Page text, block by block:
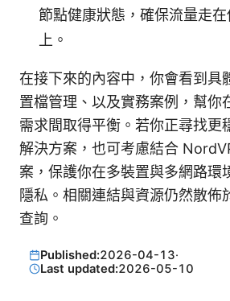
節點健康狀態，確保流量走
上。
在接下來的內容中，你會看到具
置檔管理、以及實務案例，幫你
需求間取得平衡。若你正尋找更
解決方案，也可考慮結合
案，保護你在多裝置與多網路環
隱私。相關連結與資源仍然散佈
查詢。
Published:2026-04-13·
Last updated:2026-05-10